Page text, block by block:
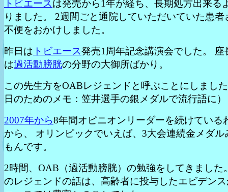
トビエースは発売から1年が経ち、長期処方出来る
りました。 2週間ごと通院していただいていた患者
不便をおかけしました。
昨日は トビエース発売1周年記念講演会でした。 座
は過活動膀胱の分野の大御所ばかり。
この先生方をOABレジェンドと呼ぶことにしまし
日のためのメモ：笠井選手の銀メダルで流行語に）
2007年から8年間オピニオンリーダーを続けている
から、 オリンピックでいえば、3大会連続金メダル
もんです。
2時間、OAB（過活動膀胱）の勉強をしてきました
のレジェンドの話は、高齢者に投与したエビデン